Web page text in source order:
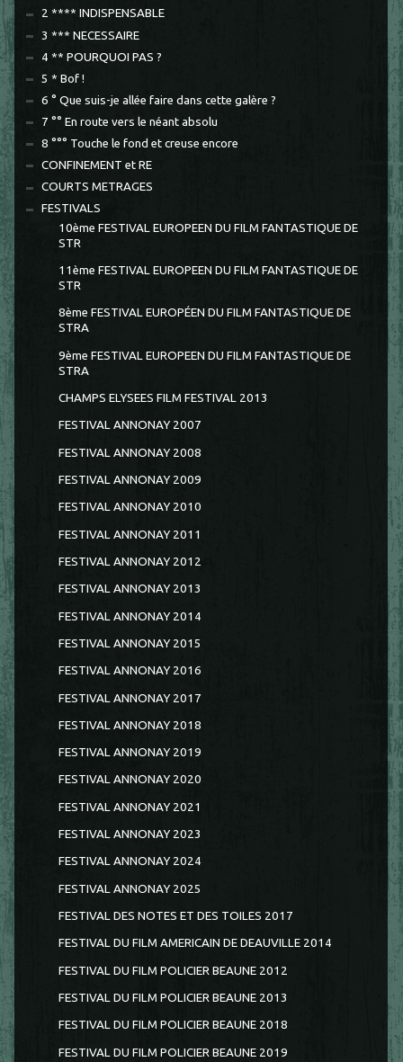
2 **** INDISPENSABLE
3 *** NECESSAIRE
4 ** POURQUOI PAS ?
5 * Bof !
6 ° Que suis-je allée faire dans cette galère ?
7 °° En route vers le néant absolu
8 °°° Touche le fond et creuse encore
CONFINEMENT et RE
COURTS METRAGES
FESTIVALS
10ème FESTIVAL EUROPEEN DU FILM FANTASTIQUE DE
STR
11ème FESTIVAL EUROPEEN DU FILM FANTASTIQUE DE
STR
8ème FESTIVAL EUROPÉEN DU FILM FANTASTIQUE DE
STRA
9ème FESTIVAL EUROPEEN DU FILM FANTASTIQUE DE
STRA
CHAMPS ELYSEES FILM FESTIVAL 2013
FESTIVAL ANNONAY 2007
FESTIVAL ANNONAY 2008
FESTIVAL ANNONAY 2009
FESTIVAL ANNONAY 2010
FESTIVAL ANNONAY 2011
FESTIVAL ANNONAY 2012
FESTIVAL ANNONAY 2013
FESTIVAL ANNONAY 2014
FESTIVAL ANNONAY 2015
FESTIVAL ANNONAY 2016
FESTIVAL ANNONAY 2017
FESTIVAL ANNONAY 2018
FESTIVAL ANNONAY 2019
FESTIVAL ANNONAY 2020
FESTIVAL ANNONAY 2021
FESTIVAL ANNONAY 2023
FESTIVAL ANNONAY 2024
FESTIVAL ANNONAY 2025
FESTIVAL DES NOTES ET DES TOILES 2017
FESTIVAL DU FILM AMERICAIN DE DEAUVILLE 2014
FESTIVAL DU FILM POLICIER BEAUNE 2012
FESTIVAL DU FILM POLICIER BEAUNE 2013
FESTIVAL DU FILM POLICIER BEAUNE 2018
FESTIVAL DU FILM POLICIER BEAUNE 2019